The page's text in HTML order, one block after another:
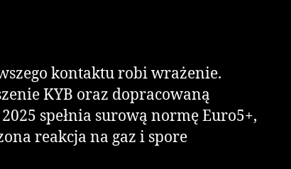
kontaktu robi wrażenie.
KYB oraz dopracowaną
spełnia surową normę Euro5+,
reakcja na gaz i spore